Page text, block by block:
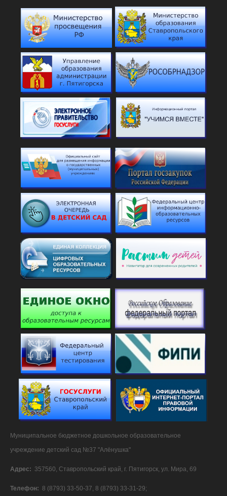
Муниципальное бюджетное дошкольное образовательное
учреждение детский сад №37 "Алёнушка"
Адрес: 357560, Ставропольский край, г. Пятигорск, ул. Мира, 69
Телефон: 8 (8793) 33-50-37, 8 (8793) 33-31-29;